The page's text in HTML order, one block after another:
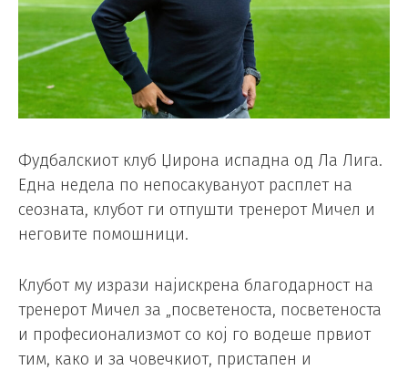
Фудбалскиот клуб Џирона испадна од Ла Лига.
Една недела по непосакувануот расплет на
сеозната, клубот ги отпушти тренерот Мичел и
неговите помошници.
Клубот му изрази најискрена благодарност на
тренерот Мичел за „посветеноста, посветеноста
и професионализмот со кој го водеше првиот
тим, како и за човечкиот, пристапен и